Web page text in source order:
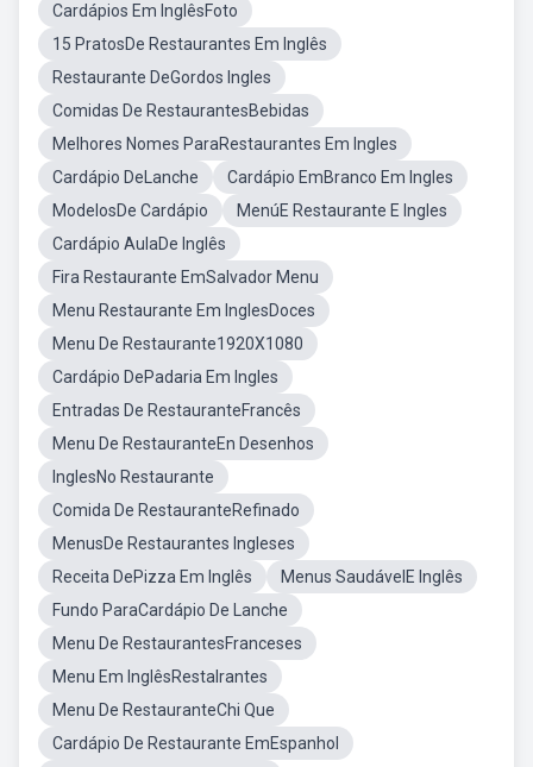
Cardápios Em InglêsFoto
15 PratosDe Restaurantes Em Inglês
Restaurante DeGordos Ingles
Comidas De RestaurantesBebidas
Melhores Nomes ParaRestaurantes Em Ingles
Cardápio DeLanche
Cardápio EmBranco Em Ingles
ModelosDe Cardápio
MenúE Restaurante E Ingles
Cardápio AulaDe Inglês
Fira Restaurante EmSalvador Menu
Menu Restaurante Em InglesDoces
Menu De Restaurante1920X1080
Cardápio DePadaria Em Ingles
Entradas De RestauranteFrancês
Menu De RestauranteEn Desenhos
InglesNo Restaurante
Comida De RestauranteRefinado
MenusDe Restaurantes Ingleses
Receita DePizza Em Inglês
Menus SaudávelE Inglês
Fundo ParaCardápio De Lanche
Menu De RestaurantesFranceses
Menu Em InglêsRestalrantes
Menu De RestauranteChi Que
Cardápio De Restaurante EmEspanhol